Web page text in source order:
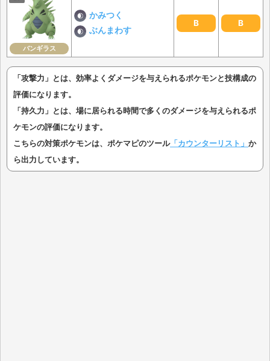
バンギラス
かみつく
ぶんまわす
B B
「攻撃力」とは、効率よくダメージを与えられるポケモンと技構成の
評価になります。
「持久力」とは、場に居られる時間で多くのダメージを与えられるポ
ケモンの評価になります。
こちらの対策ポケモンは、ポケマピのツール「カウンターリスト」 か
ら出力しています。